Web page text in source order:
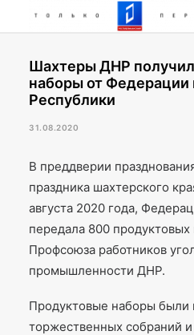
НОВОСТИ
ПРОГРАММА
ПРЯМОЙ ЭФИР
ПОИСК
Шахтеры ДНР
наборы от
Республики
31.08.2020
В преддверии
праздника шахтерского
августа 2020 года,
передала 800
Профсоюза работников
промышленности ДНР.
Продуктовые наборы были
торжественных собраний